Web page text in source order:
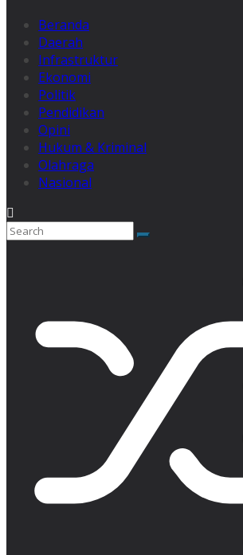
Beranda
Daerah
Infrastruktur
Ekonomi
Politik
Pendidikan
Opini
Hukum & Kriminal
Olahraga
Nasional